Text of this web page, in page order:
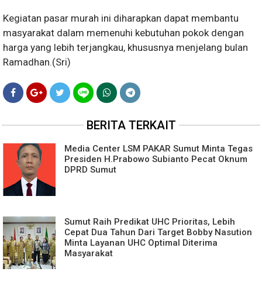
Kegiatan pasar murah ini diharapkan dapat membantu
masyarakat dalam memenuhi kebutuhan pokok dengan
harga yang lebih terjangkau, khususnya menjelang bulan
Ramadhan.(Sri)
BERITA TERKAIT
Media Center LSM PAKAR Sumut Minta Tegas
Presiden H.Prabowo Subianto Pecat Oknum
DPRD Sumut
Sumut Raih Predikat UHC Prioritas, Lebih
Cepat Dua Tahun Dari Target Bobby Nasution
Minta Layanan UHC Optimal Diterima
Masyarakat